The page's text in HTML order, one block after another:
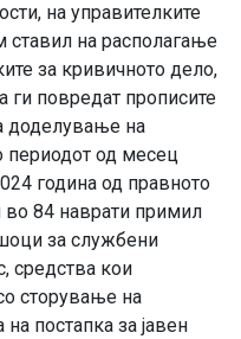
на управителките
ставил на располагање
за кривичното дело,
повредат прописите
доделување на
периодот од месец
година од правното
84 наврати примил
за службени
средства кои
сторување на
постапка за јавен